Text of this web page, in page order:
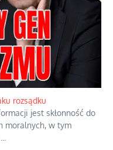
rozsądku
jest skłonność do
moralnych, w tym